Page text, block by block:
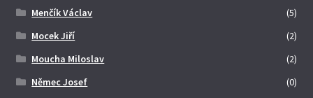
Menčík Václav
(5)
Mocek Jiří
(2)
Moucha Miloslav
(2)
Němec Josef
(0)